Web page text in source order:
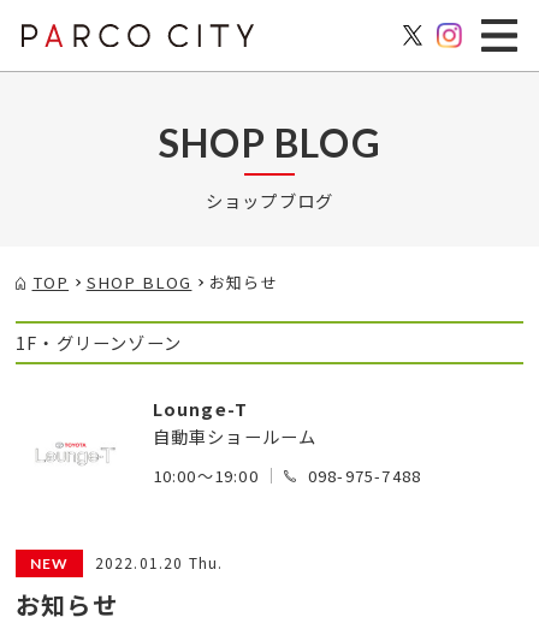
SHOP BLOG
ショップブログ
TOP SHOP BLOG お知らせ
1F・グリーンゾーン
Lounge-T
自動車ショールーム
10:00～19:00 098-975-7488
2022.01.20 Thu.
お知らせ